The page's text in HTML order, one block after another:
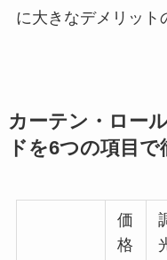
に大きなデメリット
カーテン・ロー
ドを6つの項目で
価
格